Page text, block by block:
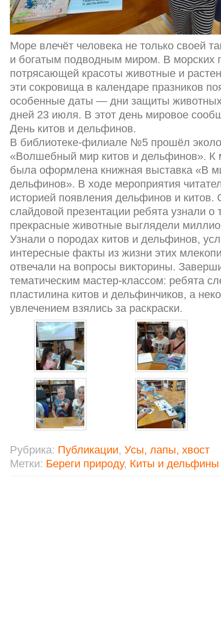
Море влечёт человека не только своей
и богатым подводным миром. В морских
потрясающей красоты животные и
эти сокровища в календаре празников
особенные даты — дни защиты
дней 23 июля. В этот день мировое
День китов и дельфинов.
В библиотеке-филиале №5 прошёл
«Волшебный мир китов и дельфинов». К
была оформлена книжная выставка «В
дельфинов». В ходе мероприятия
историей появления дельфинов и
слайдовой презентации ребята узнали о
прекрасные животные выглядели
Узнали о породах китов и дельфинов,
интересные факты из жизни этих
отвечали на вопросы викторины.
тематическим мастер-классом: ребята
пластилина китов и дельфинчиков, а
увлечением взялись за раскраски.
Рубрика: Публикации, Усы, лапы, хвост
Метки: Береги природу, Киты и дельфины